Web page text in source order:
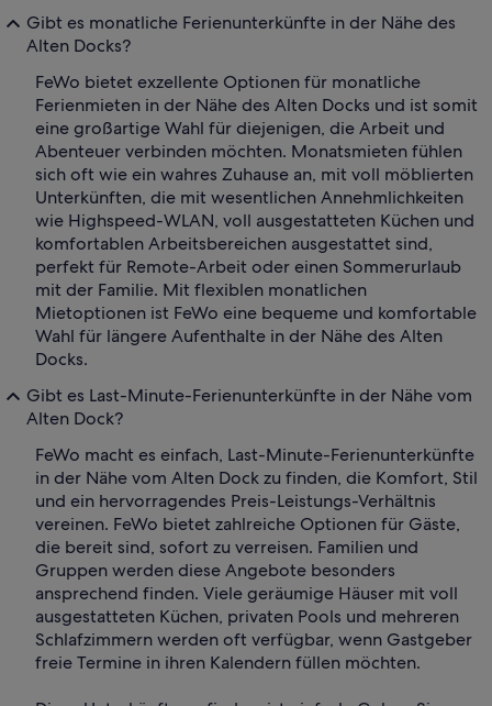
Gibt es monatliche Ferienunterkünfte in der Nähe des
Alten Docks?
FeWo bietet exzellente Optionen für monatliche
Ferienmieten in der Nähe des Alten Docks und ist somit
eine großartige Wahl für diejenigen, die Arbeit und
Abenteuer verbinden möchten. Monatsmieten fühlen
sich oft wie ein wahres Zuhause an, mit voll möblierten
Unterkünften, die mit wesentlichen Annehmlichkeiten
wie Highspeed-WLAN, voll ausgestatteten Küchen und
komfortablen Arbeitsbereichen ausgestattet sind,
perfekt für Remote-Arbeit oder einen Sommerurlaub
mit der Familie. Mit flexiblen monatlichen
Mietoptionen ist FeWo eine bequeme und komfortable
Wahl für längere Aufenthalte in der Nähe des Alten
Docks.
Gibt es Last-Minute-Ferienunterkünfte in der Nähe vom
Alten Dock?
FeWo macht es einfach, Last-Minute-Ferienunterkünfte
in der Nähe vom Alten Dock zu finden, die Komfort, Stil
und ein hervorragendes Preis-Leistungs-Verhältnis
vereinen. FeWo bietet zahlreiche Optionen für Gäste,
die bereit sind, sofort zu verreisen. Familien und
Gruppen werden diese Angebote besonders
ansprechend finden. Viele geräumige Häuser mit voll
ausgestatteten Küchen, privaten Pools und mehreren
Schlafzimmern werden oft verfügbar, wenn Gastgeber
freie Termine in ihren Kalendern füllen möchten.